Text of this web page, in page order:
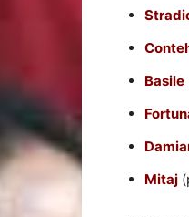
Basile
Mitaj